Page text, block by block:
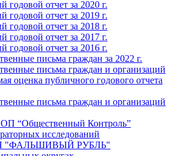
годовой отчет за 2020 г.
годовой отчет за 2019 г.
годовой отчет за 2018 г.
годовой отчет за 2017 г.
годовой отчет за 2016 г.
письма граждан за 2022 г.
письма граждан и организаций
оценка публичного годового отчета
письма граждан и организаций
“Общественный Контроль”
исследований
"ФАЛЬШИВЫЙ РУБЛЬ"